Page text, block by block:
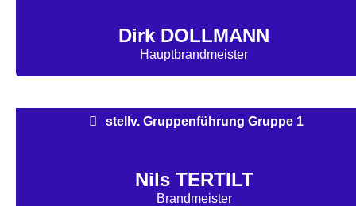
Dirk DOLLMANN
Hauptbrandmeister
stellv. Gruppenführung Gruppe 1
Nils TERTILT
Brandmeister